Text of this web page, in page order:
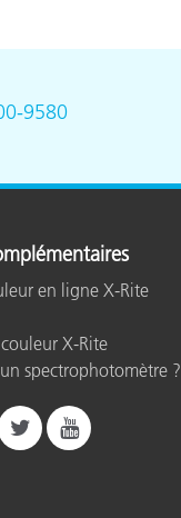
9580
en ligne X-Rite
X-Rite
spectrophotomètre ?